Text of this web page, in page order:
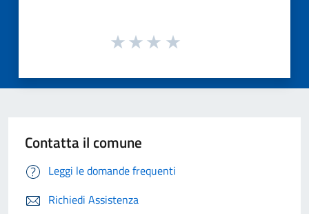
Contatta il comune
Leggi le domande frequenti
Richiedi Assistenza